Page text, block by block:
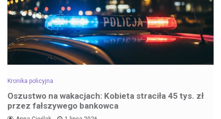
Kronika policyjna
Oszustwo na wakacjach: Kobieta straciła 45 tys. zł
przez fałszywego bankowca